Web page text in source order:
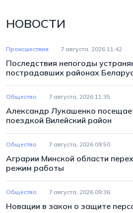
НОВОСТИ
Происшествия 7 августа, 2026 11:42
Последствия непогоды
пострадавших районах
Общество 7 августа, 2026 11:35
Александр Лукашенко
поездкой Вилейский район
Общество 7 августа, 2026 09:50
Аграрии Минской области
режим работы
Общество 7 августа, 2026 09:36
Новации в закон о защите